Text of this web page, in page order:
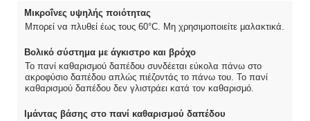
Μικροΐνες υψηλής ποιότητας
Μπορεί να πλυθεί έως τους 60°C. Μη χρησιμοποιείτε μαλακτικά.
Βολικό σύστημα με άγκιστρο και βρόχο
Το πανί καθαρισμού δαπέδου συνδέεται εύκολα πάνω στο
ακροφύσιο δαπέδου απλώς πιέζοντάς το πάνω του. Το πανί
καθαρισμού δαπέδου δεν γλιστράει κατά τον καθαρισμό.
Ιμάντας βάσης στο πανί καθαρισμού δαπέδου